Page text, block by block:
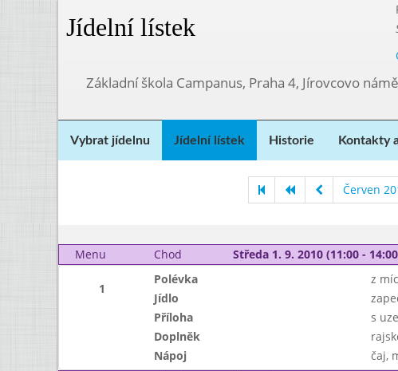
Jídelní lístek
Základní škola Campanus, Praha 4, Jírovcovo
Vybrat jídelnu Jídelní lístek Historie Kontakty
Červen
Menu
Chod Středa 1. 9. 2010 (11:00 -
1
Polévka
z
Jídlo
Příloha
s
Doplněk
Nápoj
čaj,